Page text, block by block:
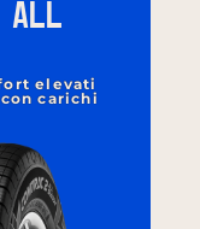
ALL
elevati
carichi